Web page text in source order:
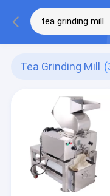
Tea Grinding Mill